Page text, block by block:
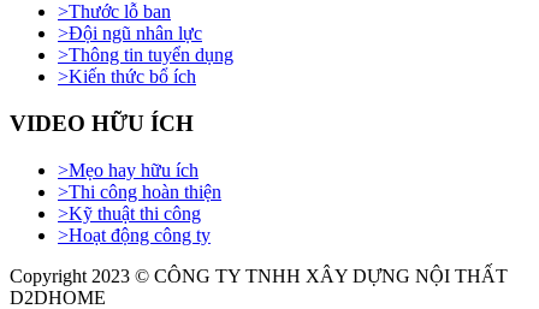
>Thước lỗ ban
>Đội ngũ nhân lực
>Thông tin tuyển dụng
>Kiến thức bổ ích
VIDEO HỮU ÍCH
>Mẹo hay hữu ích
>Thi công hoàn thiện
>Kỹ thuật thi công
>Hoạt động công ty
Copyright 2023 © CÔNG TY TNHH XÂY DỰNG NỘI THẤT
D2DHOME